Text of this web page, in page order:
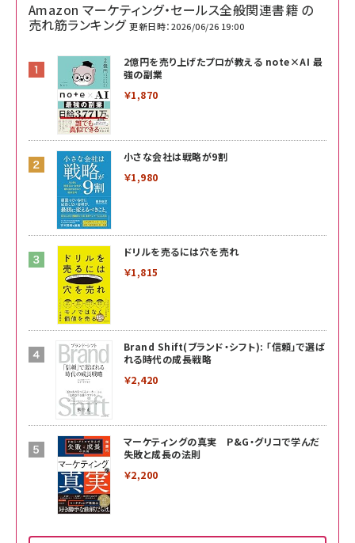
Amazon マーケティング・セールス全般関連書籍 の
売れ筋ランキング 更新日時：2026/06/26 19:00
2億円を売り上げたプロが教える note×AI 最
強の副業
￥1,870
小さな会社は戦略が9割
￥1,980
ドリルを売るには穴を売れ
￥1,815
Brand Shift(ブランド・シフト): 「信頼」で選ば
れる時代の成長戦略
￥2,420
マーケティングの真実 P&G・グリコで学んだ
失敗と成長の法則
￥2,200